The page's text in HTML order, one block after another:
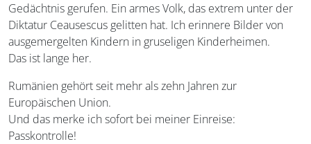
Gedächtnis gerufen. Ein armes Volk, das extrem unter der
Diktatur Ceausescus gelitten hat. Ich erinnere Bilder von
ausgemergelten Kindern in gruseligen Kinderheimen.
Das ist lange her.
Rumänien gehört seit mehr als zehn Jahren zur
Europäischen Union.
Und das merke ich sofort bei meiner Einreise:
Passkontrolle!